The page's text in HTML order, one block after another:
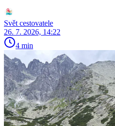
Svět cestovatele
26. 7. 2026, 14:22
4 min